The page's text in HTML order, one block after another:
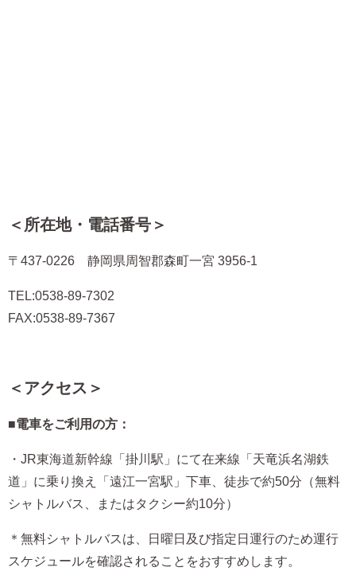
＜所在地・電話番号＞
〒437-0226 静岡県周智郡森町一宮 3956-1
TEL:0538-89-7302
FAX:0538-89-7367
＜アクセス＞
■電車をご利用の方：
・JR東海道新幹線「掛川駅」にて在来線「天竜浜名湖鉄
道」に乗り換え「遠江一宮駅」下車、徒歩で約50分（無料
シャトルバス、またはタクシー約10分）
＊無料シャトルバスは、日曜日及び指定日運行のため運行
スケジュールを確認されることをおすすめします。